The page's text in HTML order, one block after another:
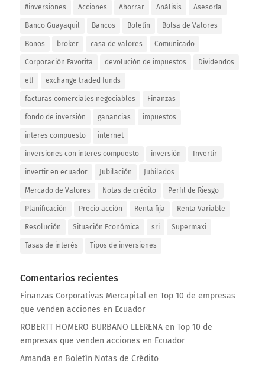
#inversiones Acciones Ahorrar Análisis Asesoría
Banco Guayaquil Bancos Boletín Bolsa de Valores
Bonos broker casa de valores Comunicado
Corporación Favorita devolución de impuestos Dividendos
etf exchange traded funds
facturas comerciales negociables Finanzas
fondo de inversión ganancias impuestos
interes compuesto internet
inversiones con interes compuesto inversión Invertir
invertir en ecuador Jubilación Jubilados
Mercado de Valores Notas de crédito Perfil de Riesgo
Planificación Precio acción Renta fija Renta Variable
Resolución Situación Económica sri Supermaxi
Tasas de interés Tipos de inversiones
Comentarios recientes
Finanzas Corporativas Mercapitalen Top 10 de empresas
que venden acciones en Ecuador
ROBERTT HOMERO BURBANO LLERENAen Top 10 de
empresas que venden acciones en Ecuador
Amanda en Boletín Notas de Crédito